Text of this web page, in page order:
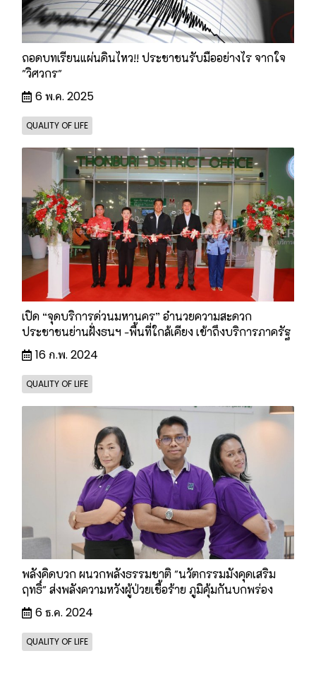
ถอดบทเรียนแผ่นดินไหว!! ประชาชนรับมืออย่างไร จากใจ
"วิศวกร"
6 พ.ค. 2025
QUALITY OF LIFE
เปิด “จุดบริการด่วนมหานคร” อำนวยความสะดวก
ประชาชนย่านฝั่งธนฯ -พื้นที่ใกล้เคียง เข้าถึงบริการภาครัฐ
16 ก.พ. 2024
QUALITY OF LIFE
พลังคิดบวก ผนวกพลังธรรมชาติ "นวัตกรรมมังคุดเสริม
ฤทธิ์" ส่งพลังความหวังผู้ป่วยเชื้อร้าย ภูมิคุ้มกันบกพร่อง
6 ธ.ค. 2024
QUALITY OF LIFE